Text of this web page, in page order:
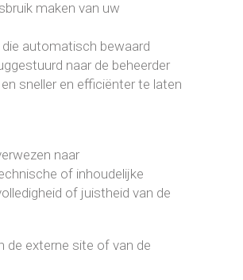
maken van uw
automatisch bewaard
naar de beheerder
sneller en efficiënter te laten
naar
of inhoudelijke
of juistheid van de
de externe site of van de